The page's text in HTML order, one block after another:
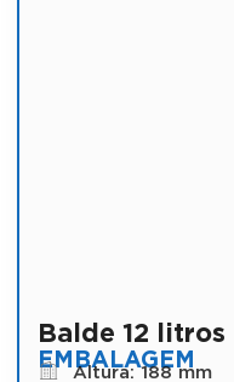
Balde 12 litros
EMBALAGEM
Altura: 188 mm